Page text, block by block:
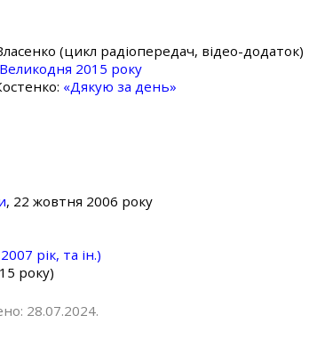
(цикл радіопередач, відео-додаток)
2015 року
«Дякую за день»
, 22 жовтня 2006 року
рік, та ін.)
року)
28.07.2024.